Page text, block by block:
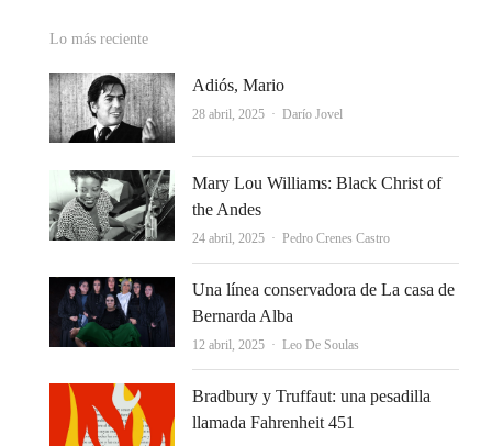
Lo más reciente
Adiós, Mario
28 abril, 2025 Autor
Darío Jovel
Mary Lou Williams: Black Christ of
the Andes
24 abril, 2025 Autor
Pedro Crenes Castro
Una línea conservadora de La casa de
Bernarda Alba
12 abril, 2025 Autor
Leo De Soulas
Bradbury y Truffaut: una pesadilla
llamada Fahrenheit 451